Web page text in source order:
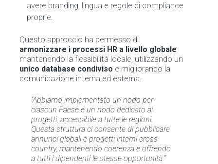
avere branding, lingua e regole di compliance
proprie.
Questo approccio ha permesso di
armonizzare i processi HR a livello globale
mantenendo la flessibilità locale, utilizzando un
unico database condiviso e migliorando la
comunicazione interna ed esterna.
“Abbiamo implementato un nodo per
ciascun Paese e un nodo dedicato ai
progetti, accessibile a tutte le regioni.
Questa struttura ci consente di pubblicare
annunci globali e progetti interni cross-
country, mantenendo coerenza e offrendo
a tutti i dipendenti le stesse opportunità.”